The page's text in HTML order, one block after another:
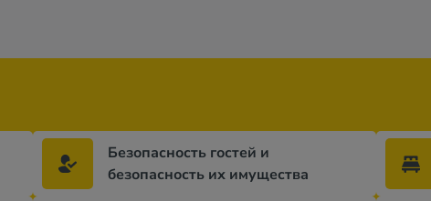
Безопасность гостей и
безопасность их имущества